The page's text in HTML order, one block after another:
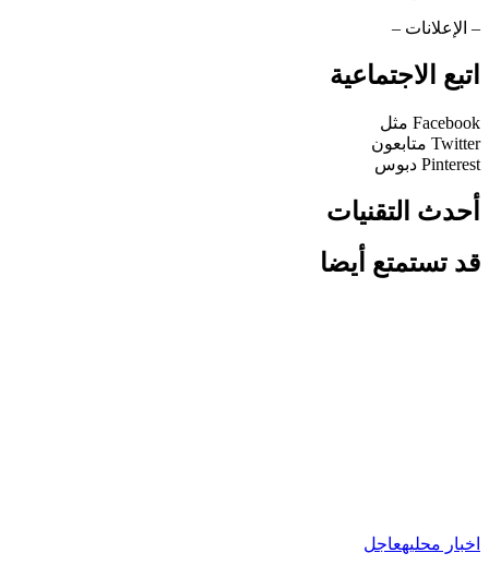
– الإعلانات –
اتبع الاجتماعية
Facebook مثل
Twitter متابعون
Pinterest دبوس
أحدث التقنيات
قد تستمتع أيضا
اخبار محليهعاجل